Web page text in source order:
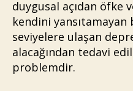
duygusal açıdan öfke
kendini
seviyelere ulaşan
alacağından tedavi
problemdir.